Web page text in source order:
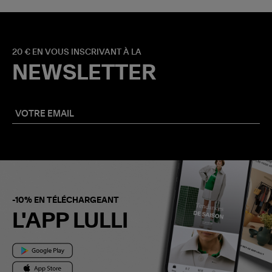
20 € EN VOUS INSCRIVANT À LA
NEWSLETTER
-10% EN TÉLÉCHARGEANT
L'APP LULLI